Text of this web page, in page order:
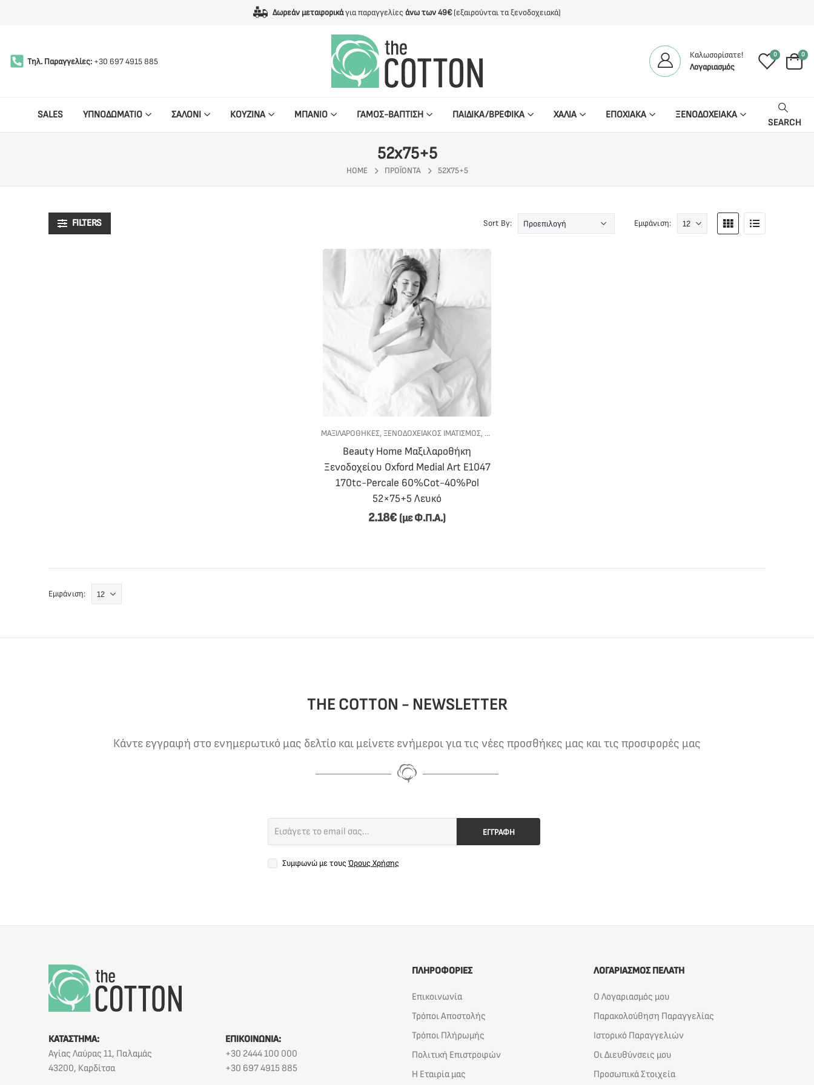
Δωρεάν μεταφορικάγια παραγγελίες άνω των 49€(εξαιρούνται τα ξενοδοχειακά)
Τηλ. Παραγγελίες: +30 697 4915 885
Καλωσορίσατε!
Λογαριασμός
0 0
SALES ΥΠΝΟΔΩΜΑΤΙΟ ΣΑΛΟΝΙ ΚΟΥΖΙΝΑ ΜΠΑΝΙΟ ΓΑΜΟΣ-ΒΑΠΤΙΣΗ ΠΑΙΔΙΚΑ/ΒΡΕΦΙΚΑ ΧΑΛΙΑ ΕΠΟΧΙΑΚΑ ΞΕΝΟΔΟΧΕΙΑΚΑ
SEARCH
52x75+5
HOME ΠΡΟΪΌΝΤΑ 52X75+5
FILTERS Sort By: Εμφάνιση:
ΜΑΞΙΛΑΡΟΘΉΚΕΣ,ΞΕΝΟΔΟΧΕΙΑΚΟΣ ΙΜΑΤΙΣΜΟΣ, ΥΠΝΟΔΩΜΑΤΙΟ
Beauty Home Μαξιλαροθήκη
Ξενοδοχείου Oxford Medial Art Ε1047
170tc-Percale 60%Cot-40%Pol
52×75+5 Λευκό
2.18€ (με Φ.Π.Α.)
Εμφάνιση:
THE COTTON - NEWSLETTER
Κάντε εγγραφή στο ενημερωτικό μας δελτίο και μείνετε ενήμεροι για τις νέες προσθήκες μας και τις προσφορές μας
ΕΓΓΡΑΦΗ
Συμφωνώ με τους Όρους Χρήσης
ΚΑΤΑΣΤΗΜΑ:
Αγίας Λαύρας 11, Παλαμάς
43200, Καρδίτσα
ΕΠΙΚΟΙΝΩΝΙΑ:
+30 2444 100 000
+30 697 4915 885
ΠΛΗΡΟΦΟΡΙΕΣ
Επικοινωνία
Τρόποι Αποστολής
Τρόποι Πλήρωμής
Πολιτική Επιστροφών
Η Εταιρία μας
ΛΟΓΑΡΙΑΣΜΟΣ ΠΕΛΑΤΗ
Ο Λογαριασμός μου
Παρακολούθηση Παραγγελίας
Ιστορικό Παραγγελιών
Οι Διευθύνσεις μου
Προσωπικά Στοιχεία